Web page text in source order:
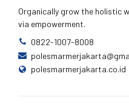
Organically grow the holistic
via empowerment.
0822-1007-8008
polesmarmerjakarta.co.id